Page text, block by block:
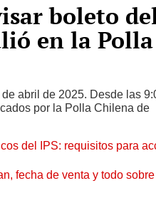
boleto
en la Polla
abril de 2025. Desde las
por la Polla Chilena de
del IPS: requisitos para
fecha de venta y todo